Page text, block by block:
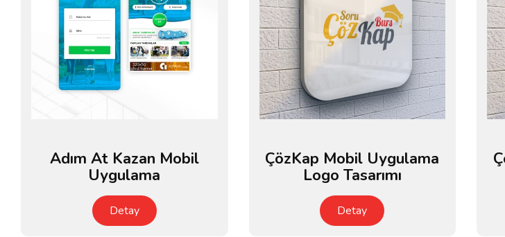
Adım At Kazan Mobil
Uygulama
Detay
ÇözKap Mobil Uygulama
Logo Tasarımı
Detay